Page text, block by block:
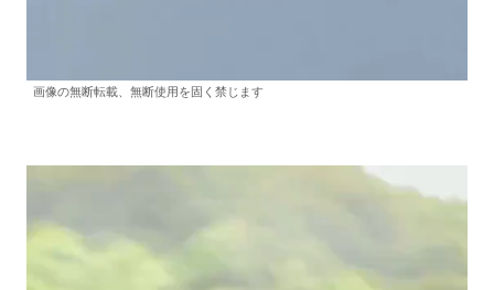
画像の無断転載、無断使用を固く禁じます